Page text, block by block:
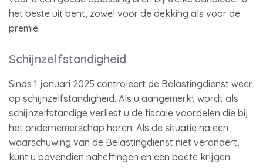
het beste uit bent, zowel voor de dekking als voor de
premie.
Schijnzelfstandigheid
Sinds 1 januari 2025 controleert de Belastingdienst weer
op schijnzelfstandigheid. Als u aangemerkt wordt als
schijnzelfstandige verliest u de fiscale voordelen die bij
het ondernemerschap horen. Als de situatie na een
waarschuwing van de Belastingdienst niet verandert,
kunt u bovendien naheffingen en een boete krijgen.